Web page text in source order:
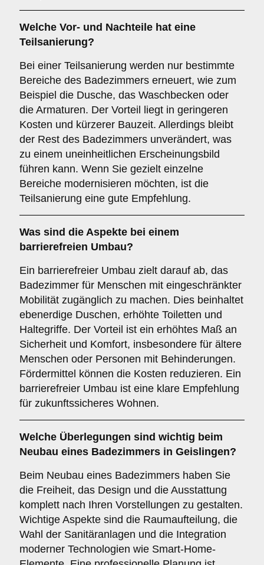
Welche Vor- und Nachteile hat eine
Teilsanierung?
Bei einer Teilsanierung werden nur bestimmte
Bereiche des Badezimmers erneuert, wie zum
Beispiel die Dusche, das Waschbecken oder
die Armaturen. Der Vorteil liegt in geringeren
Kosten und kürzerer Bauzeit. Allerdings bleibt
der Rest des Badezimmers unverändert, was
zu einem uneinheitlichen Erscheinungsbild
führen kann. Wenn Sie gezielt einzelne
Bereiche modernisieren möchten, ist die
Teilsanierung eine gute Empfehlung.
Was sind die Aspekte bei einem
barrierefreien Umbau?
Ein barrierefreier Umbau zielt darauf ab, das
Badezimmer für Menschen mit eingeschränkter
Mobilität zugänglich zu machen. Dies beinhaltet
ebenerdige Duschen, erhöhte Toiletten und
Haltegriffe. Der Vorteil ist ein erhöhtes Maß an
Sicherheit und Komfort, insbesondere für ältere
Menschen oder Personen mit Behinderungen.
Fördermittel können die Kosten reduzieren. Ein
barrierefreier Umbau ist eine klare Empfehlung
für zukunftssicheres Wohnen.
Welche Überlegungen sind wichtig beim
Neubau eines Badezimmers in Geislingen?
Beim Neubau eines Badezimmers haben Sie
die Freiheit, das Design und die Ausstattung
komplett nach Ihren Vorstellungen zu gestalten.
Wichtige Aspekte sind die Raumaufteilung, die
Wahl der Sanitäranlagen und die Integration
moderner Technologien wie Smart-Home-